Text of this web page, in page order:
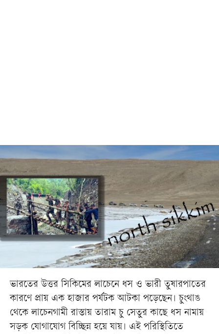
ভারতের উত্তর সিকিমের লাচেনে ধস ও ভারী তুষারপাতের
কারণে প্রায় এক হাজার পর্যটক আটকা পড়েছেন। চুংথাঙ
থেকে লাচেনগামী রাস্তায় তারাম চু সেতুর কাছে ধস নামায়
সড়ক যোগাযোগ বিচ্ছিন্ন হয়ে যায়। এই পরিস্থিতিতে